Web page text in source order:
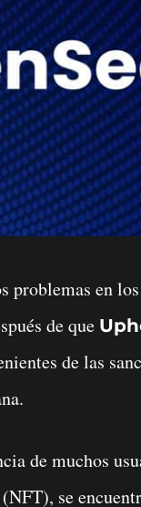
de que
de las
de muchos
se